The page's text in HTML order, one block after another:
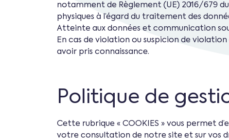
notamment de Règlement (UE) 2016/679
physiques à l’égard du traitement des
Atteinte aux données et communication
En cas de violation ou suspicion de
avoir pris connaissance.
Politique de
Cette rubrique « COOKIES » vous permet
votre consultation de notre site et sur vos